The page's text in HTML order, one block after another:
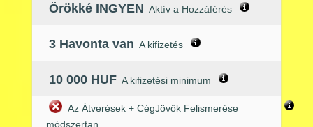
Örökké INGYEN Aktív a Hozzáférés
3 Havonta van A kifizetés
10 000 HUF A kifizetési minimum
Az Átverések + CégJövők Felismerése
módszertan